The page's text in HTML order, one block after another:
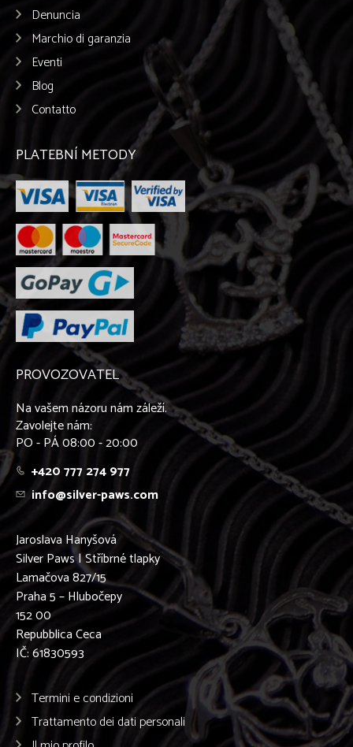
Denuncia
Marchio di garanzia
Eventi
Blog
Contatto
PLATEBNÍ METODY
PROVOZOVATEL
Na vašem názoru nám záleží.
Zavolejte nám:
PO - PÁ 08:00 - 20:00
+420 777 274 977
info@silver-paws.com
Jaroslava Hanyšová
Silver Paws | Stříbrné tlapky
Lamačova 827/15
Praha 5 – Hlubočepy
152 00
Repubblica Ceca
IČ: 61830593
Termini e condizioni
Trattamento dei dati personali